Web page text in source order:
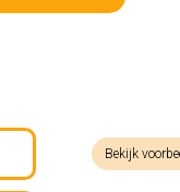
Bekijk